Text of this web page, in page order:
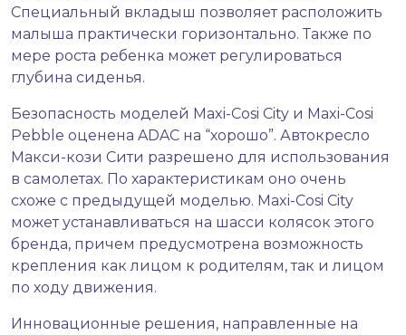
Специальный вкладыш позволяет расположить
малыша практически горизонтально. Также по
мере роста ребенка может регулироваться
глубина сиденья.
Безопасность моделей Maxi-Cosi City и Maxi-Сosi
Pebble оценена ADAC на “хорошо”. Автокресло
Макси-кози Сити разрешено для использования
в самолетах. По характеристикам оно очень
схоже с предыдущей моделью. Maxi-Cosi City
может устанавливаться на шасси колясок этого
бренда, причем предусмотрена возможность
крепления как лицом к родителям, так и лицом
по ходу движения.
Инновационные решения, направленные на